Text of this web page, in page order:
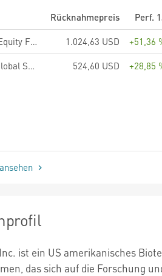
Rücknahmepreis
Perf.
UBS (Lux) Equity Fund - Biotech (USD), Anteilsklasse P-acc, USD
1.024,63 USD
+51,36
Vanguard Global Small-Cap Index Fund - USD Acc
524,60 USD +28,85
ist ein US amerikanisches
das sich auf die Forschung